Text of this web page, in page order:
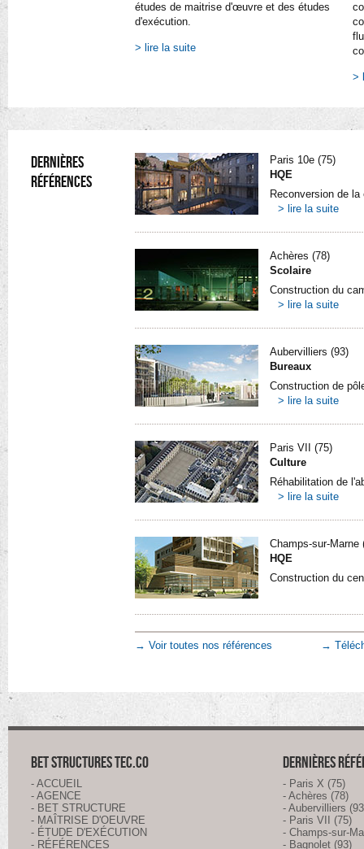
études de maitrise d'œuvre et des études
d'exécution.
> lire la suite
>
DERNIÈRES
RÉFÉRENCES
Paris 10e (75)
HQE
Reconversion de
> lire la suite
Achères (78)
Scolaire
Construction du
> lire la suite
Aubervilliers (93)
Bureaux
Construction de
> lire la suite
Paris VII (75)
Culture
Réhabilitation de
> lire la suite
Champs-sur-Marne
HQE
Construction du
→ Voir toutes nos références →
BET STRUCTURES TEC.CO
- ACCUEIL
- AGENCE
- BET STRUCTURE
- MAÎTRISE D'OEUVRE
- ÉTUDE D'EXÉCUTION
- RÉFÉRENCES
DERNIÈRES
- Paris X (75)
- Achères (78)
- Aubervilliers
- Paris VII (75)
- Champs-sur-
- Bagnolet (93)